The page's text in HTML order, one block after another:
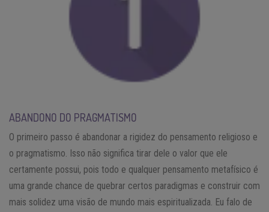
ABANDONO DO PRAGMATISMO
O primeiro passo é abandonar a rigidez do pensamento religioso e
o pragmatismo. Isso não significa tirar dele o valor que ele
certamente possui, pois todo e qualquer pensamento metafísico é
uma grande chance de quebrar certos paradigmas e construir com
mais solidez uma visão de mundo mais espiritualizada. Eu falo de